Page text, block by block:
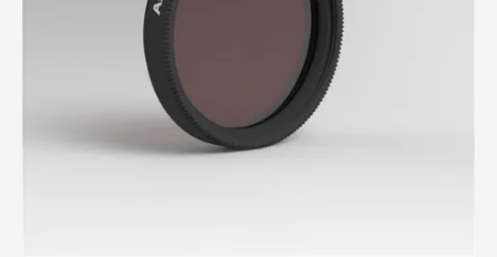
Accessoires pour montures
Pièces détachées